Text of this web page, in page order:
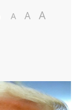
A A A